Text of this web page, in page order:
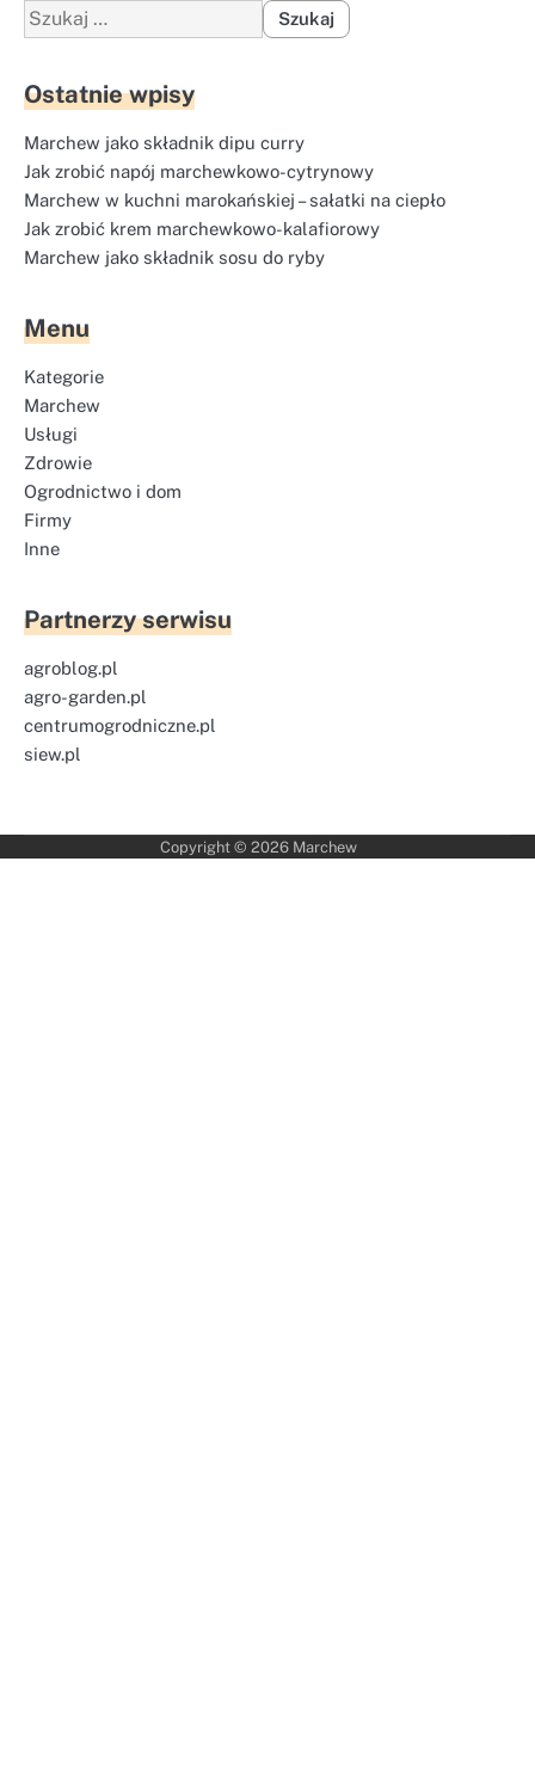
Szukaj:
Ostatnie wpisy
Marchew jako składnik dipu curry
Jak zrobić napój marchewkowo-cytrynowy
Marchew w kuchni marokańskiej – sałatki na ciepło
Jak zrobić krem marchewkowo-kalafiorowy
Marchew jako składnik sosu do ryby
Menu
Kategorie
Marchew
Usługi
Zdrowie
Ogrodnictwo i dom
Firmy
Inne
Partnerzy serwisu
agroblog.pl
agro-garden.pl
centrumogrodniczne.pl
siew.pl
Copyright © 2026 Marchew